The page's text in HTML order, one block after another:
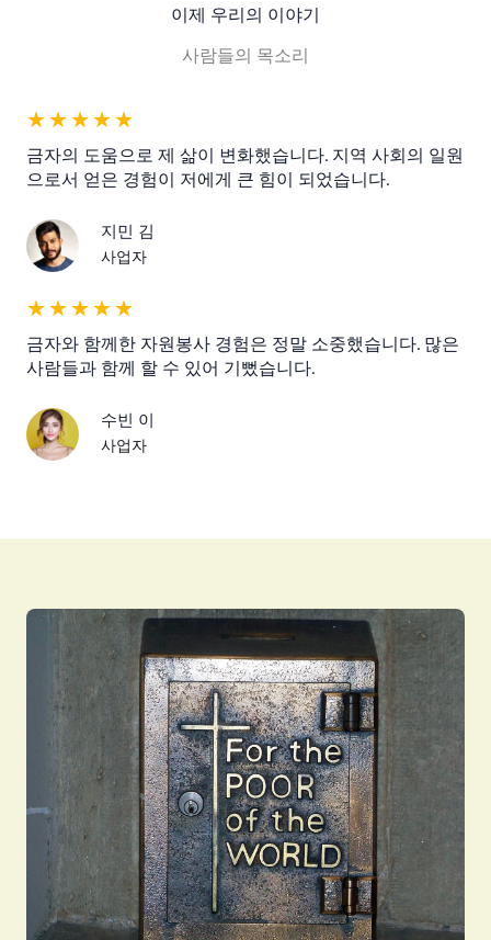
이제 우리의 이야기
사람들의 목소리
★★★★★
금자의 도움으로 제 삶이 변화했습니다. 지역 사회의 일원
으로서 얻은 경험이 저에게 큰 힘이 되었습니다.
지민 김
사업자
★★★★★
금자와 함께한 자원봉사 경험은 정말 소중했습니다. 많은
사람들과 함께 할 수 있어 기뻤습니다.
수빈 이
사업자